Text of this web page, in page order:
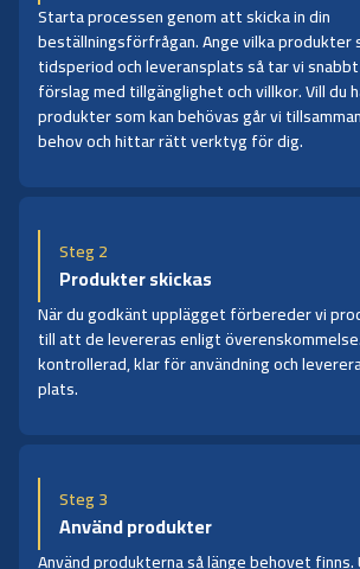
Starta processen genom att skicka in din
beställningsförfrågan. Ange vilka produkter
tidsperiod och leveransplats så tar vi
förslag med tillgänglighet och villkor. Vill du
produkter som kan behövas går vi
behov och hittar rätt verktyg för dig.
Steg 2
Produkter skickas
När du godkänt upplägget förbereder vi
till att de levereras enligt
kontrollerad, klar för användning och
plats.
Steg 3
Använd produkter
Använd produkterna så länge behovet finns.